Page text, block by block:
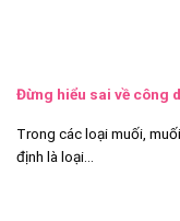
Đừng hiểu sai về công
Trong các loại muối,
định là loại...